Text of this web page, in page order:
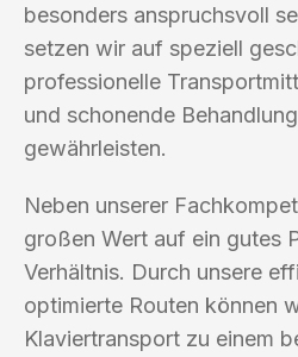
besonders anspruchsvoll
setzen wir auf speziell
professionelle
und schonende
gewährleisten.
Neben unserer
großen Wert auf ein gutes
Verhältnis. Durch unsere
optimierte Routen können
Klaviertransport zu einem